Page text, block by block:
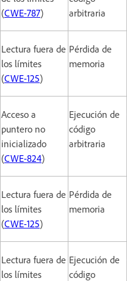
(CWE-787)
arbitraria
Lectura fuera de
los límites
(CWE-125)
Pérdida de
memoria
Acceso a
puntero no
inicializado
(CWE-824)
Ejecución de
código
arbitraria
Lectura fuera de
los límites
(CWE-125)
Pérdida de
memoria
Lectura fuera de
los límites
Ejecución de
código